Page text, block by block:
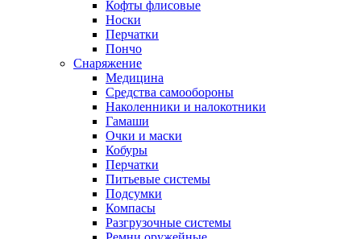
Кофты флисовые
Носки
Перчатки
Пончо
Снаряжение
Медицина
Средства самообороны
Наколенники и налокотники
Гамаши
Очки и маски
Кобуры
Перчатки
Питьевые системы
Подсумки
Компасы
Разгрузочные системы